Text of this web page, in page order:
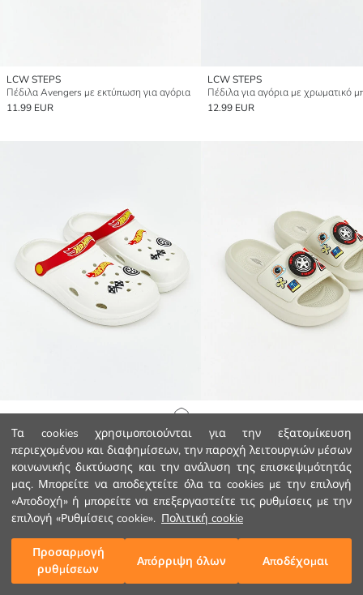
Τα cookies χρησιμοποιούνται για την εξατομίκευση
περιεχομένου και διαφημίσεων, την παροχή λειτουργιών μέσων
κοινωνικής δικτύωσης και την ανάλυση της επισκεψιμότητάς
μας. Μπορείτε να αποδεχτείτε όλα τα cookies με την επιλογή
«Αποδοχή» ή μπορείτε να επεξεργαστείτε τις ρυθμίσεις με την
επιλογή «Ρυθμίσεις cookie». Πολιτική cookie
Προσαρμογή
ρυθμίσεων
Απόρριψη όλων Αποδέχομαι
Αρχική Σελίδα
Κατηγορίες
Το Καλάθι μου
LCW STEPS
Πέδιλα Avengers με εκτύπωση για αγόρια
11.99 EUR
LCW STEPS
12.99 EUR
Hot Wheels Εκτυπωμένο σανδάλι για αγόρια παραλίας
8.99 EUR
7.99 EUR
1 /